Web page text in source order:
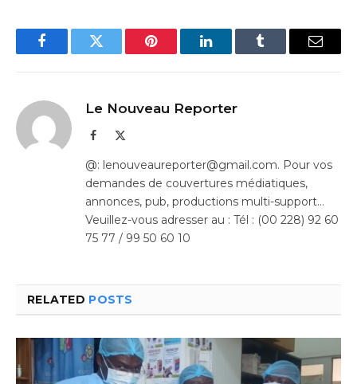
FacebookTwitter Pinterest LinkedInTumblr Email
Le Nouveau Reporter
Facebook
@: lenouveaureporter@gmail.com. Pour vos
demandes de couvertures médiatiques,
annonces, pub, productions multi-support…
Veuillez-vous adresser au : Tél : (00 228) 92 60
75 77 / 99 50 60 10
RELATED POSTS